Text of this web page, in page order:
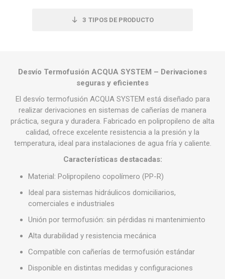
3 TIPOS DE PRODUCTO
Desvío Termofusión ACQUA SYSTEM – Derivaciones
seguras y eficientes
El desvío termofusión ACQUA SYSTEM está diseñado para
realizar derivaciones en sistemas de cañerías de manera
práctica, segura y duradera. Fabricado en polipropileno de alta
calidad, ofrece excelente resistencia a la presión y la
temperatura, ideal para instalaciones de agua fría y caliente.
Características destacadas:
Material: Polipropileno copolímero (PP-R)
Ideal para sistemas hidráulicos domiciliarios,
comerciales e industriales
Unión por termofusión: sin pérdidas ni mantenimiento
Alta durabilidad y resistencia mecánica
Compatible con cañerías de termofusión estándar
Disponible en distintas medidas y configuraciones